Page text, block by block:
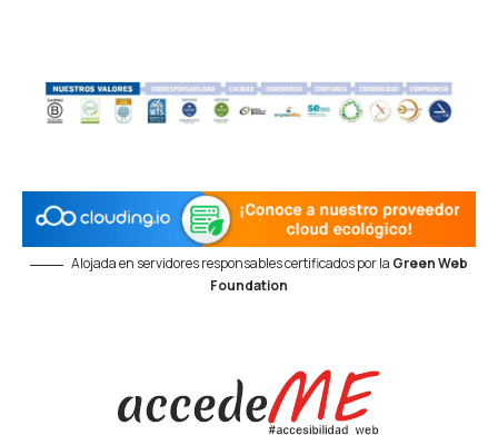
Alojada en servidores responsables certificados por la Green Web
Foundation